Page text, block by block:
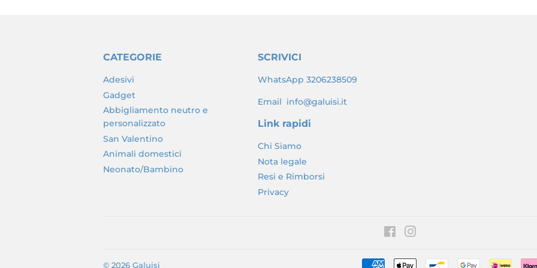
CATEGORIE
Adesivi
Gadget
Abbigliamento neutro e
personalizzato
San Valentino
Animali domestici
Neonato/Bambino
SCRIVICI
WhatsApp 3206238509
Email info@galuisi.it
Link rapidi
Chi Siamo
Nota legale
Resi e Rimborsi
Privacy
Facebook
© 2026 Galuisi